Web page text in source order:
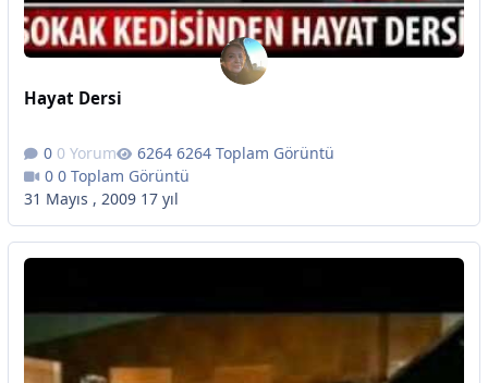
Hayat Dersi
0 Yorum
6264 Toplam Görüntü
0 Toplam Görüntü
31 Mayıs , 2009 17 yıl